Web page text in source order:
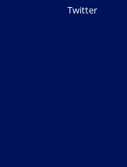
Twitter